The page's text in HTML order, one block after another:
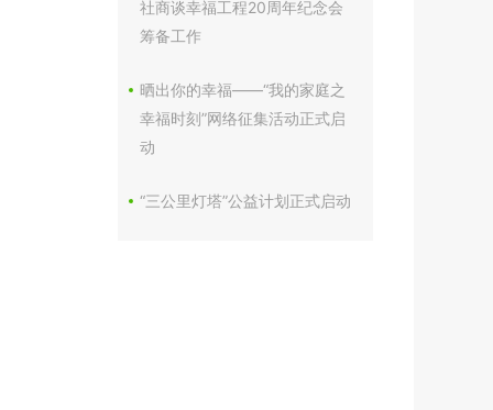
社商谈幸福工程20周年纪念会
筹备工作
晒出你的幸福——“我的家庭之
幸福时刻”网络征集活动正式启
动
“三公里灯塔”公益计划正式启动